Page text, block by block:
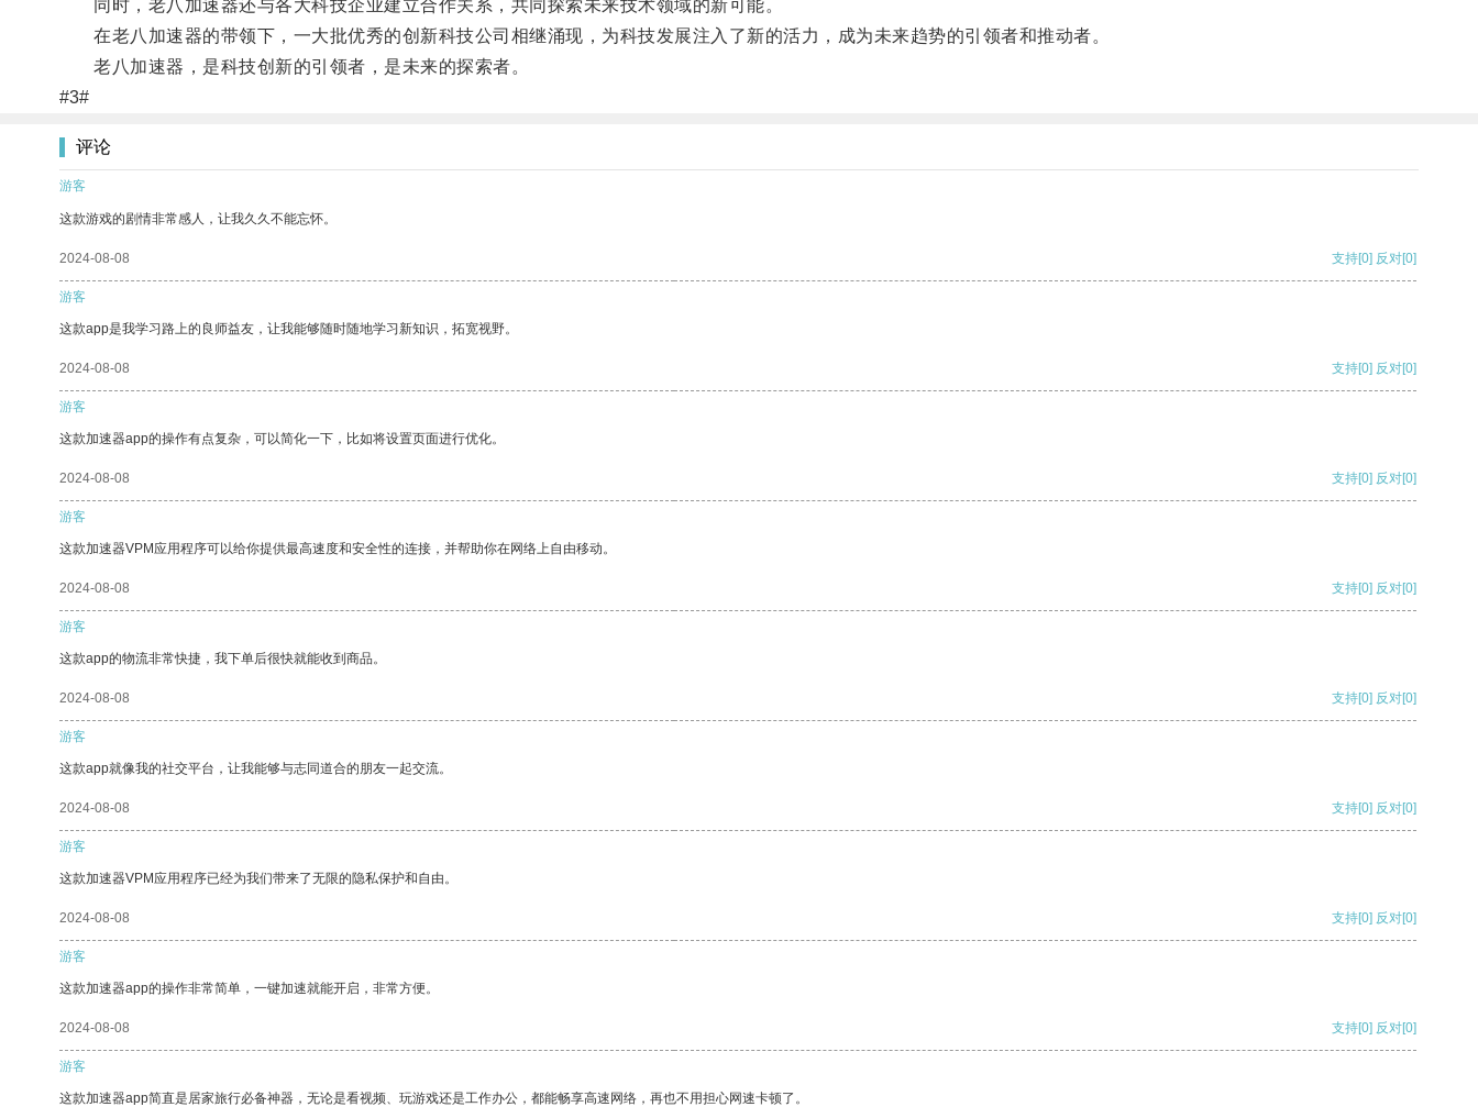
同时，老八加速器还与各大科技企业建立合作关系，共同探索未来技术领域的新可能。
在老八加速器的带领下，一大批优秀的创新科技公司相继涌现，为科技发展注入了新的活力，成为未来趋势的引领者和推动者。
老八加速器，是科技创新的引领者，是未来的探索者。
#3#
评论
游客
这款游戏的剧情非常感人，让我久久不能忘怀。
2024-08-08 支持[0] 反对[0]
游客
这款app是我学习路上的良师益友，让我能够随时随地学习新知识，拓宽视野。
2024-08-08 支持[0] 反对[0]
游客
这款加速器app的操作有点复杂，可以简化一下，比如将设置页面进行优化。
2024-08-08 支持[0] 反对[0]
游客
这款加速器VPM应用程序可以给你提供最高速度和安全性的连接，并帮助你在网络上自由移动。
2024-08-08 支持[0] 反对[0]
游客
这款app的物流非常快捷，我下单后很快就能收到商品。
2024-08-08 支持[0] 反对[0]
游客
这款app就像我的社交平台，让我能够与志同道合的朋友一起交流。
2024-08-08 支持[0] 反对[0]
游客
这款加速器VPM应用程序已经为我们带来了无限的隐私保护和自由。
2024-08-08 支持[0] 反对[0]
游客
这款加速器app的操作非常简单，一键加速就能开启，非常方便。
2024-08-08 支持[0] 反对[0]
游客
这款加速器app简直是居家旅行必备神器，无论是看视频、玩游戏还是工作办公，都能畅享高速网络，再也不用担心网速卡顿了。